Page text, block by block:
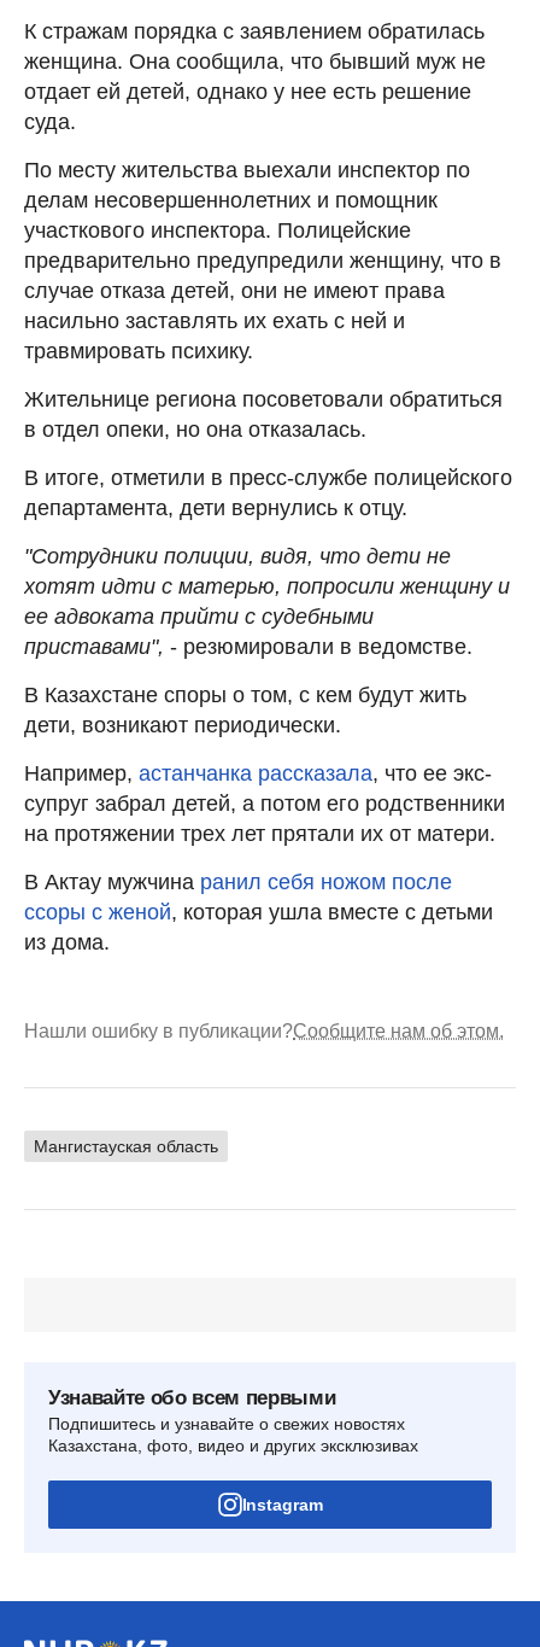
К стражам порядка с заявлением обратилась
женщина. Она сообщила, что бывший муж не
отдает ей детей, однако у нее есть решение
суда.
По месту жительства выехали инспектор по
делам несовершеннолетних и помощник
участкового инспектора. Полицейские
предварительно предупредили женщину, что в
случае отказа детей, они не имеют права
насильно заставлять их ехать с ней и
травмировать психику.
Жительнице региона посоветовали обратиться
в отдел опеки, но она отказалась.
В итоге, отметили в пресс-службе полицейского
департамента, дети вернулись к отцу.
"Сотрудники полиции, видя, что дети не
хотят идти с матерью, попросили женщину и
ее адвоката прийти с судебными
приставами", - резюмировали в ведомстве.
В Казахстане споры о том, с кем будут жить
дети, возникают периодически.
Например, астанчанка рассказала, что ее экс-
супруг забрал детей, а потом его родственники
на протяжении трех лет прятали их от матери.
В Актау мужчина ранил себя ножом после
ссоры с женой, которая ушла вместе с детьми
из дома.
Нашли ошибку в публикации?Сообщите нам об этом.
Мангистауская область
Узнавайте обо всем первыми
Подпишитесь и узнавайте о свежих новостях
Казахстана, фото, видео и других эксклюзивах
Instagram